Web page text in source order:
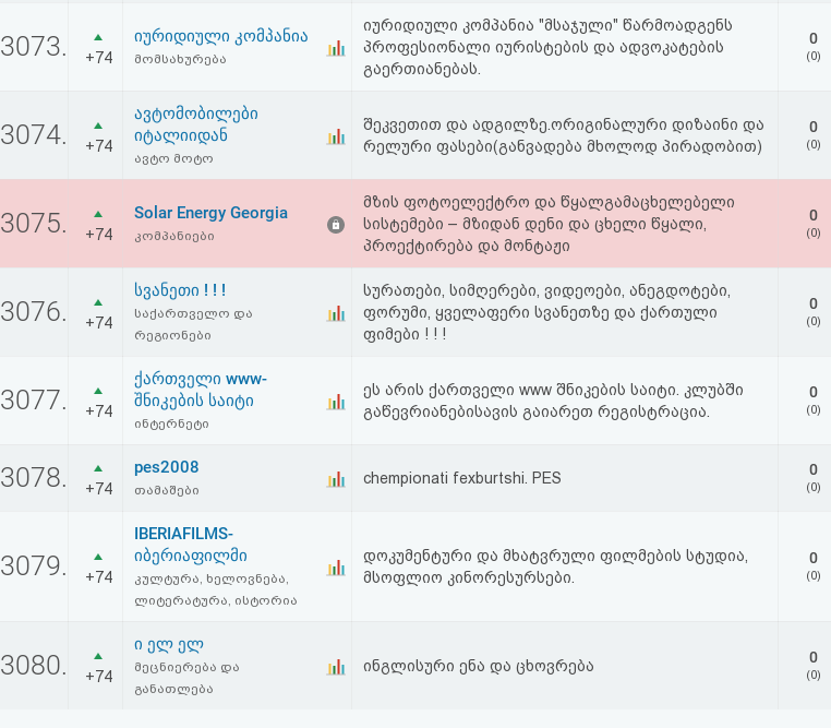
3073. +74
იურიდიული კომპანია
მომსახურება
იურიდიული კომპანია "მსაჯული" წარმოადგენს
პროფესიონალი იურისტების და ადვოკატების
გაერთიანებას.
0
(0)
3074. +74
ავტომობილები
იტალიიდან
ავტო მოტო
შეკვეთით და ადგილზე.ორიგინალური დიზაინი და
რელური ფასები(განვადება მხოლოდ პირადობით)
0
(0)
3075. +74
Solar Energy Georgia
კომპანიები
მზის ფოტოელექტრო და წყალგამაცხელებელი
სისტემები – მზიდან დენი და ცხელი წყალი,
პროექტირება და მონტაჟი
0
(0)
3076. +74
სვანეთი ! ! !
საქართველო და
რეგიონები
სურათები, სიმღერები, ვიდეოები, ანეგდოტები,
ფორუმი, ყველაფერი სვანეთზე და ქართული
ფიმები ! ! !
0
(0)
3077. +74
ქართველი www-
შნიკების საიტი
ინტერნეტი
ეს არის ქართველი www შნიკების საიტი. კლუბში
გაწევრიანებისავის გაიარეთ რეგისტრაცია.
0
(0)
3078. +74
pes2008
თამაშები
chempionati fexburtshi. PES 0
(0)
3079. +74
IBERIAFILMS-
იბერიაფილმი
კულტურა, ხელოვნება,
ლიტერატურა, ისტორია
დოკუმენტური და მხატვრული ფილმების სტუდია,
მსოფლიო კინორესურსები.
0
(0)
3080. +74
ი ელ ელ
მეცნიერება და
განათლება
ინგლისური ენა და ცხოვრება 0
(0)